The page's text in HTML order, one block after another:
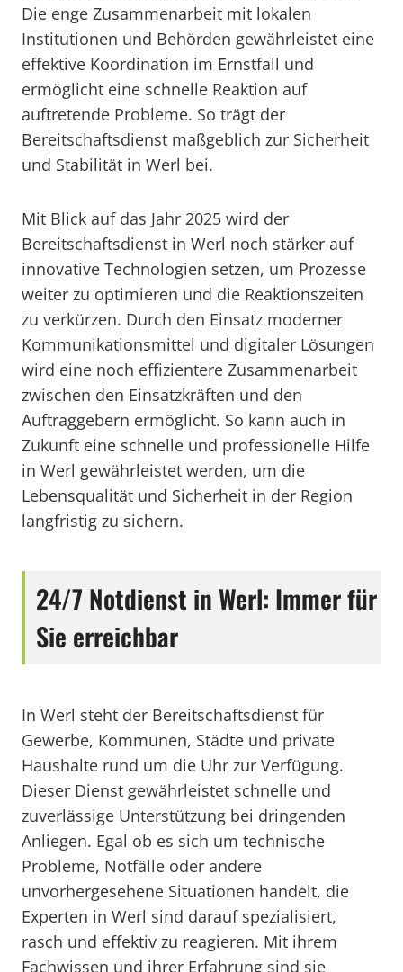
Die enge Zusammenarbeit mit lokalen
Institutionen und Behörden gewährleistet eine
effektive Koordination im Ernstfall und
ermöglicht eine schnelle Reaktion auf
auftretende Probleme. So trägt der
Bereitschaftsdienst maßgeblich zur Sicherheit
und Stabilität in Werl bei.
Mit Blick auf das Jahr 2025 wird der
Bereitschaftsdienst in Werl noch stärker auf
innovative Technologien setzen, um Prozesse
weiter zu optimieren und die Reaktionszeiten
zu verkürzen. Durch den Einsatz moderner
Kommunikationsmittel und digitaler Lösungen
wird eine noch effizientere Zusammenarbeit
zwischen den Einsatzkräften und den
Auftraggebern ermöglicht. So kann auch in
Zukunft eine schnelle und professionelle Hilfe
in Werl gewährleistet werden, um die
Lebensqualität und Sicherheit in der Region
langfristig zu sichern.
24/7 Notdienst in Werl: Immer für
Sie erreichbar
In Werl steht der Bereitschaftsdienst für
Gewerbe, Kommunen, Städte und private
Haushalte rund um die Uhr zur Verfügung.
Dieser Dienst gewährleistet schnelle und
zuverlässige Unterstützung bei dringenden
Anliegen. Egal ob es sich um technische
Probleme, Notfälle oder andere
unvorhergesehene Situationen handelt, die
Experten in Werl sind darauf spezialisiert,
rasch und effektiv zu reagieren. Mit ihrem
Fachwissen und ihrer Erfahrung sind sie